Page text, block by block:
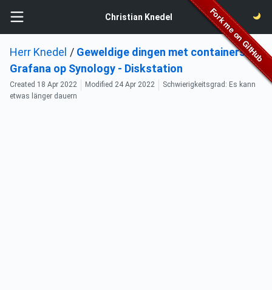
Christian Knedel
Herr Knedel / Geweldige dingen met containers:
Grafana op Synology - Diskstation
Created 18 Apr 2022 Modified 24 Apr 2022
Schwierigkeitsgrad: Es kann
etwas länger dauern